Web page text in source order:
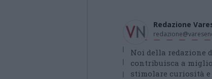
Redazione
Noi della redazione
contribuisca a
stimolare curiosità